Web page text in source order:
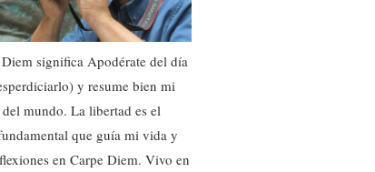
significa Apodérate del día
y resume bien mi
mundo. La libertad es el
que guía mi vida y
en Carpe Diem. Vivo en